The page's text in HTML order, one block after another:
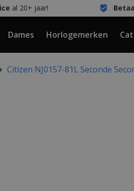
al 20+ jaar!
Dames Horlogemerken
Citizen NJ0157-81L Seconde